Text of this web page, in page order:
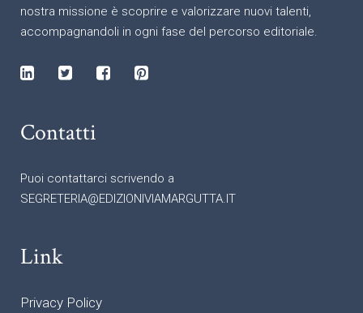
nostra missione è scoprire e valorizzare nuovi talenti,
accompagnandoli in ogni fase del percorso editoriale.
Contatti
Puoi contattarci scrivendo a
SEGRETERIA@EDIZIONIVIAMARGUTTA.IT
Link
Privacy Policy